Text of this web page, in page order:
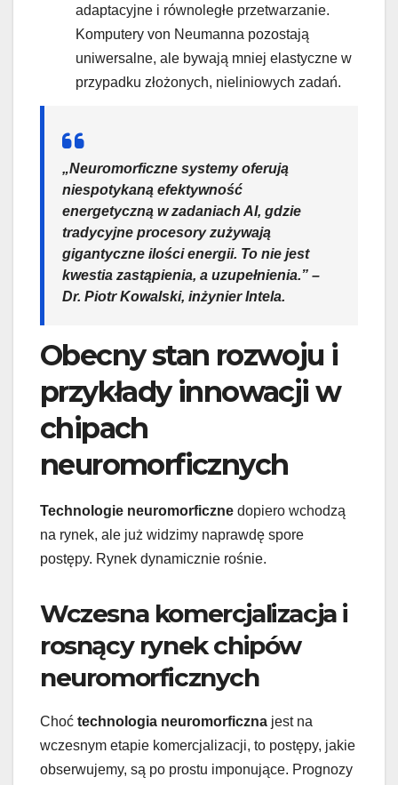
adaptacyjne i równoległe przetwarzanie.
Komputery von Neumanna pozostają
uniwersalne, ale bywają mniej elastyczne w
przypadku złożonych, nieliniowych zadań.
„Neuromorficzne systemy oferują
niespotykaną efektywność
energetyczną w zadaniach AI, gdzie
tradycyjne procesory zużywają
gigantyczne ilości energii. To nie jest
kwestia zastąpienia, a uzupełnienia.” –
Dr. Piotr Kowalski, inżynier Intela.
Obecny stan rozwoju i
przykłady innowacji w
chipach
neuromorficznych
Technologie neuromorficzne dopiero wchodzą
na rynek, ale już widzimy naprawdę spore
postępy. Rynek dynamicznie rośnie.
Wczesna komercjalizacja i
rosnący rynek chipów
neuromorficznych
Choć technologia neuromorficzna jest na
wczesnym etapie komercjalizacji, to postępy, jakie
obserwujemy, są po prostu imponujące. Prognozy